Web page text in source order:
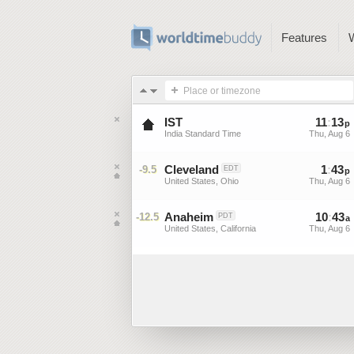
Features
Place or timezone
IST
India Standard Time
11:13p
Thu, Aug 6
-9.5 Cleveland EDT
United States, Ohio
1:43p
Thu, Aug 6
-12.5 Anaheim PDT
United States, California
10:43a
Thu, Aug 6